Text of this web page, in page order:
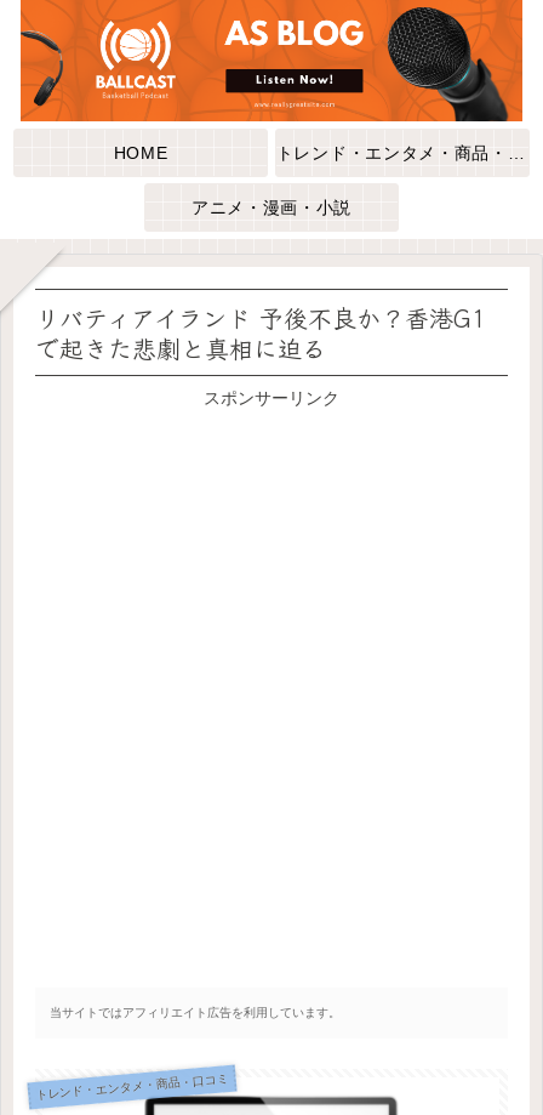
HOME
アニメ・漫画・小説
リバティアイランド 予後不良か？香港G1
で起きた悲劇と真相に迫る
スポンサーリンク
当サイトではアフィリエイト広告を利用しています。
トレンド・エンタメ・商品・口コミ